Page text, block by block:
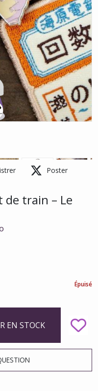
Poster
de train – Le
Épuisé
EN STOCK